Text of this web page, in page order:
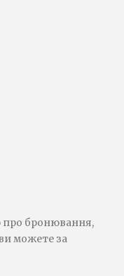
про бронювання,
можете за